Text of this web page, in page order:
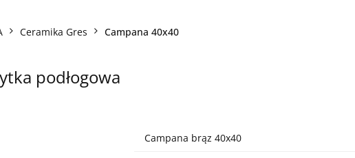
Ceramika Gres Campana 40x40
podłogowa
Campana brąz 40x40